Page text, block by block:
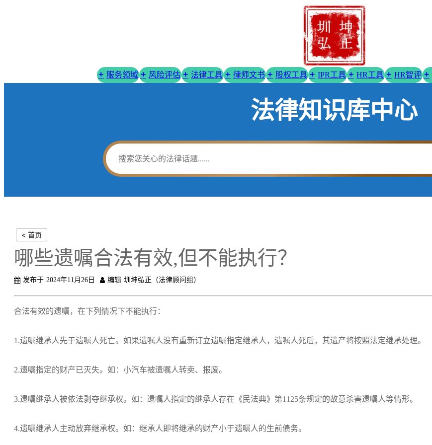
服务领域 风险评估 法律工具 律师文书 股权工具 IPR工具 HR工具 HR智评
法律知识库中心
< 首页
哪些遗嘱合法有效,但不能执行？
发布于 2024年11月26日 编辑 圳坤弘正（法律顾问组）
合法有效的遗嘱，在下列情况下不能执行：
1.遗嘱继承人先于遗嘱人死亡。如果遗嘱人没有重新订立遗嘱指定继承人，遗嘱人死后，其遗产将按照法定继承处理。
2.遗嘱指定的财产已灭失。如：小汽车被遗嘱人转卖、报废。
3.遗嘱继承人被依法剥夺继承权。如：遗嘱人指定的继承人存在《民法典》第1125条规定的故意杀害遗嘱人等情形。
4.遗嘱继承人主动放弃继承权。如：继承人即将继承的财产小于遗嘱人的生前债务。